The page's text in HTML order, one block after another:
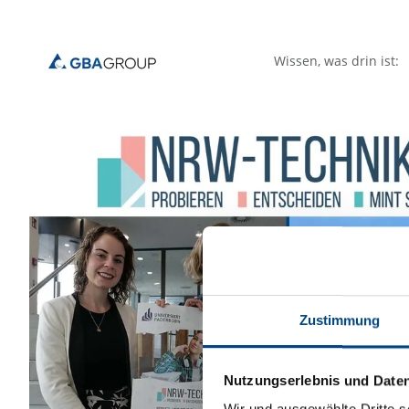
Zustimmung
Nutzungserlebnis und
Wissen, was drin ist: